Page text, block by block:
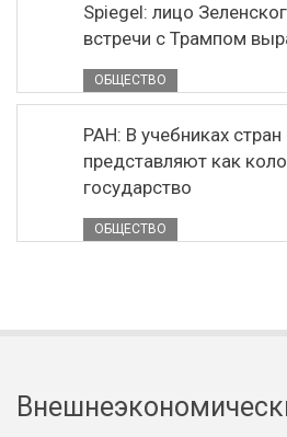
Spiegel: лицо
встречи с Трампом
ОБЩЕСТВО
РАН: В учебниках
представляют как
государство
ОБЩЕСТВО